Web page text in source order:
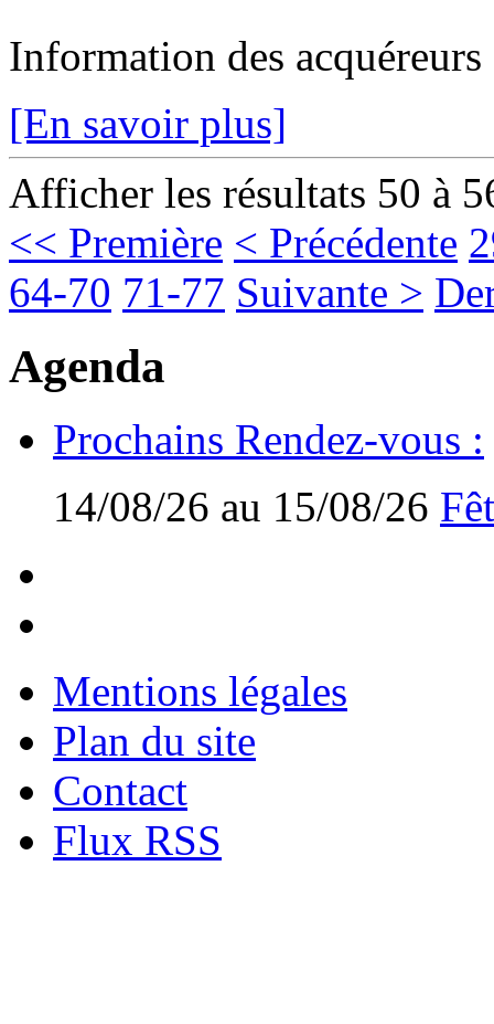
Information des acquéreurs
[En savoir plus]
Afficher les résultats 50 à
<< Première < Précédente
64-70 71-77 Suivante >
Agenda
Prochains Rendez-vous :
14/08/26 au 15/08/26
Mentions légales
Plan du site
Contact
Flux RSS